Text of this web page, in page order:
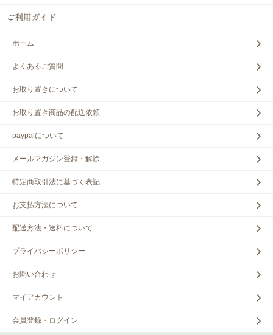
ホーム
よくあるご質問
お取り置きについて
お取り置き商品の配送依頼
paypalについて
メールマガジン登録・解除
特定商取引法に基づく表記
お支払方法について
配送方法・送料について
プライバシーポリシー
お問い合わせ
マイアカウント
会員登録・ログイン